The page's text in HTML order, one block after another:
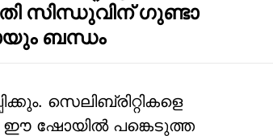
സിന്ധുവിന് ഗുണ്ടാ
ബന്ധം
സെലിബ്രിറ്റികളെ
ഈ ഷോയിൽ പങ്കെടുത്ത